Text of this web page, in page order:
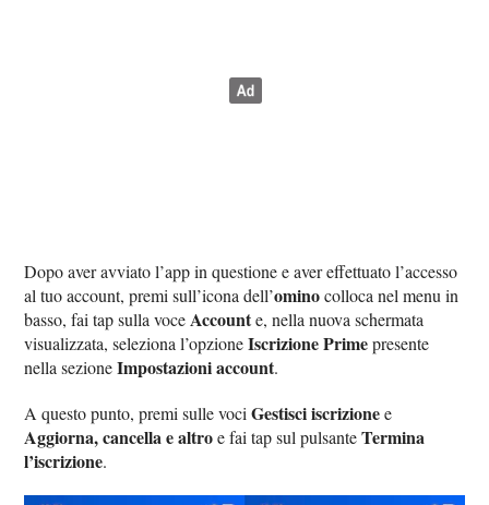
Dopo aver avviato l’app in questione e aver effettuato l’accesso
al tuo account, premi sull’icona dell’ominocolloca nel menu in
basso, fai tap sulla voceAccounte, nella nuova schermata
visualizzata, seleziona l’opzioneIscrizione Primepresente
nella sezioneImpostazioni account.
A questo punto, premi sulle vociGestisci iscrizionee
Aggiorna, cancella e altroe fai tap sul pulsanteTermina
l’iscrizione.